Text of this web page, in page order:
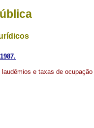
laudêmios e taxas de